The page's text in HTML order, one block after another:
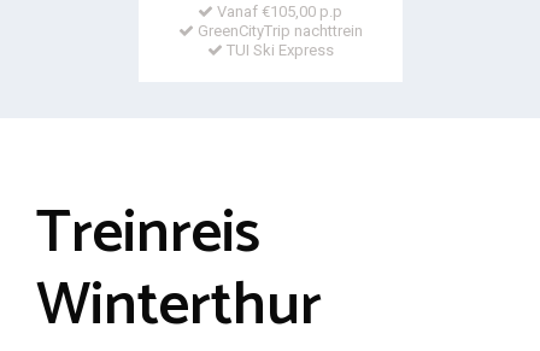
Vanaf €105,00 p.p
GreenCityTrip nachttrein
TUI Ski Express
Treinreis
Winterthur